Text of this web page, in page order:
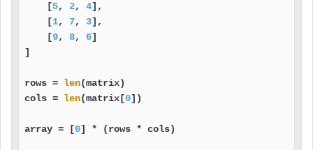
    [
5, 2, 4],
    [
1, 7, 3],
    [
9, 8, 6]
]
rows = len(matrix)
cols = len(matrix[0])
array = [0] * (rows * cols)